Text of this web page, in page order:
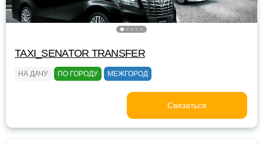
TAXI_SENATOR TRANSFER
НА ДАЧУ ПО ГОРОДУ МЕЖГОРОД
Связаться